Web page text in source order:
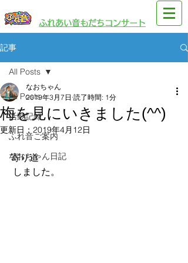
​ふれあい音もだちコンサート
記事
All Posts
活動記録
ふれ音ご案内
なおちゃん日記
All Posts
梅を見にいきました(^^)
なおちゃん
2019年3月7日 読了時間: 1分
更新日： 2019年4月12日
寄り道
しました。